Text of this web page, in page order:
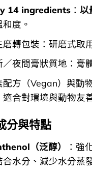
14 ingredients： 以
度。
磨轉包裝：研磨式取
／夜間膏狀質地：膏
配方（Vegan）與動
適合對環境與動物友
分與特點
（泛醇）
：強
合水分、減少水分蒸